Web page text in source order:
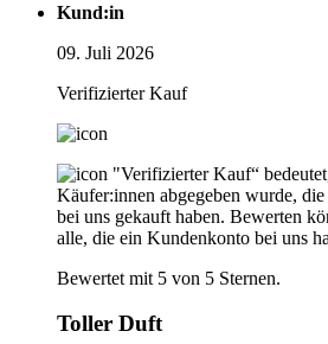
Kund:in
09. Juli 2026
Verifizierter Kauf
"Verifizierter Kauf“
Käufer:innen abgegeben wurde,
bei uns gekauft haben. Bewerten
alle, die ein Kundenkonto bei uns
Bewertet mit 5 von 5 Sternen.
Toller Duft